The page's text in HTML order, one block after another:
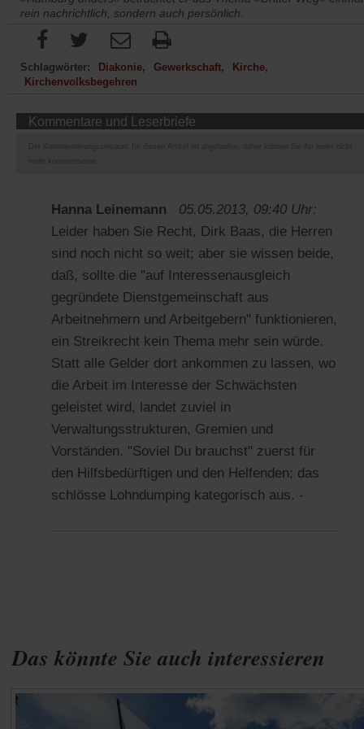
Das könnte Sie auch interessieren
rein nachrichtlich, sondern auch persönlich.
Schlagwörter: Diakonie Gewerkschaft
Kirche
Kirchenvolksbegehren
Kommentare und Leserbriefe
Hanna Leinemann
05.05.2013, 09:40 Uhr:
Leider haben Sie Recht, Dirk Baas, die Herren
sind noch nicht so weit; aber sie wissen beide,
daß, sollte die "auf Interessenausgleich
gegründete Dienstgemeinschaft aus
Arbeitnehmern und Arbeitgebern" funktionieren,
ein Streikrecht kein Thema mehr sein würde.
Statt alle Gelder dort ankommen zu lassen, wo
die Arbeit im Interesse der Schwächsten
geleistet wird, landet zuviel in
Verwaltungsstrukturen, Gremien und
Vorständen. "Soviel Du brauchst" zuerst für
den Hilfsbedürftigen und den Helfenden; das
schlösse Lohndumping kategorisch aus. -